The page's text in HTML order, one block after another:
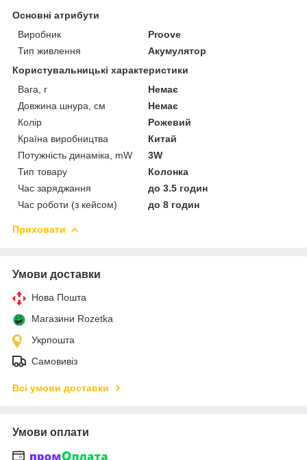
Основні атрибути
Виробник
Proove
Тип живлення
Акумулятор
Користувальницькі характеристики
Вага, г
Немає
Довжина шнура, см
Немає
Колір
Рожевий
Країна виробництва
Китай
Потужність динаміка, mW
3W
Тип товару
Колонка
Час заряджання
до 3.5 годин
Час роботи (з кейсом)
до 8 годин
Приховати
Умови доставки
Нова Пошта
Магазини Rozetka
Укрпошта
Самовивіз
Всі умови доставки
Умови оплати